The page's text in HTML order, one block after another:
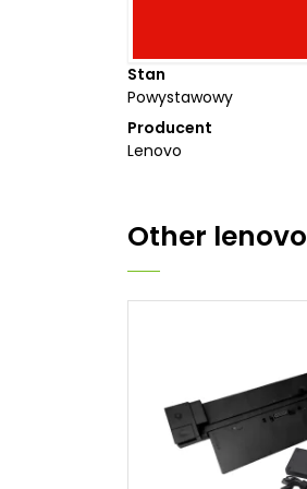
Stan
Powystawowy
Producent
Lenovo
Other lenovo